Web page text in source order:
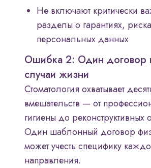
Не включают критически
разделы о гарантиях,
персональных данных
Ошибка 2: Один договор
случаи жизни
Стоматология охватывает
вмешательств — от
гигиены до реконструктивных
Один шаблонный договор
может учесть специфику
направления.